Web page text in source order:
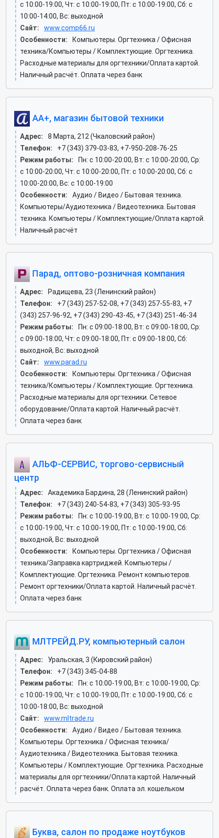
c 10:00-19:00, Чт: c 10:00-19:00, Пт: c 10:00-19:00, Сб: c
10:00-14:00, Вс: выходной
Сайт:
www.comp66.ru
Особенности:
Компьютеры. Оргтехника / Офисная
техника/Компьютеры / Комплектующие. Оргтехника.
Расходные материалы для оргтехники/Оплата картой.
Наличный расчёт. Оплата через банк
АА+, магазин бытовой техники
Адрес:
8 Марта, 212 (Чкаловский район)
Телефон:
+7 (343) 379-03-83, +7-950-208-76-25
Режим работы:
Пн: c 10:00-20:00, Вт: c 10:00-20:00, Ср:
c 10:00-20:00, Чт: c 10:00-20:00, Пт: c 10:00-20:00, Сб: c
10:00-20:00, Вс: c 10:00-19:00
Особенности:
Аудио / Видео / Бытовая техника.
Компьютеры/Аудиотехника / Видеотехника. Бытовая
техника. Компьютеры / Комплектующие/Оплата картой.
Наличный расчёт
Парад, оптово-розничная компания
Адрес:
Радищева, 23 (Ленинский район)
Телефон:
+7 (343) 257-52-08, +7 (343) 257-55-83, +7
(343) 257-96-92, +7 (343) 290-43-45, +7 (343) 251-46-34
Режим работы:
Пн: c 09:00-18:00, Вт: c 09:00-18:00, Ср:
c 09:00-18:00, Чт: c 09:00-18:00, Пт: c 09:00-18:00, Сб:
выходной, Вс: выходной
Сайт:
www.parad.ru
Особенности:
Компьютеры. Оргтехника / Офисная
техника/Компьютеры / Комплектующие. Оргтехника.
Расходные материалы для оргтехники. Сетевое
оборудование/Оплата картой. Наличный расчёт.
Оплата через банк
АЛЬФ-СЕРВИС, торгово-сервисный
центр
Адрес:
Академика Бардина, 28 (Ленинский район)
Телефон:
+7 (343) 240-54-83, +7 (343) 305-93-95
Режим работы:
Пн: c 10:00-19:00, Вт: c 10:00-19:00, Ср:
c 10:00-19:00, Чт: c 10:00-19:00, Пт: c 10:00-19:00, Сб:
выходной, Вс: выходной
Особенности:
Компьютеры. Оргтехника / Офисная
техника/Заправка картриджей. Компьютеры /
Комплектующие. Оргтехника. Ремонт компьютеров.
Ремонт оргтехники/Оплата картой. Наличный расчёт.
Оплата через банк
МЛТРЕЙД.РУ, компьютерный салон
Адрес:
Уральская, 3 (Кировский район)
Телефон:
+7 (343) 345-04-88
Режим работы:
Пн: c 10:00-19:00, Вт: c 10:00-19:00, Ср:
c 10:00-19:00, Чт: c 10:00-19:00, Пт: c 10:00-19:00, Сб: c
10:00-18:00, Вс: выходной
Сайт:
www.mltrade.ru
Особенности:
Аудио / Видео / Бытовая техника.
Компьютеры. Оргтехника / Офисная техника/
Аудиотехника / Видеотехника. Бытовая техника.
Компьютеры / Комплектующие. Оргтехника. Расходные
материалы для оргтехники/Оплата картой. Наличный
расчёт. Оплата через банк. Оплата эл. кошельком
Буква, салон по продаже ноутбуков